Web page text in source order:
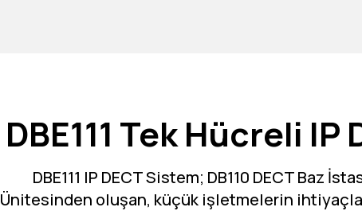
DBE111 Tek Hücreli IP
DBE111 IP DECT Sistem; DB110 DECT Baz
Ünitesinden oluşan, küçük işletmelerin